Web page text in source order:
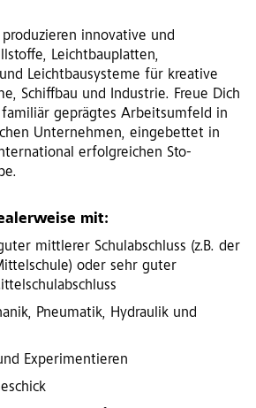
innovative und
Leichtbauplatten,
Leichtbausysteme für kreative
Schiffbau und Industrie. Freue Dich
geprägtes Arbeitsumfeld in
Unternehmen, eingebettet in
erfolgreichen Sto-
mit:
mittlerer Schulabschluss (z.B. der
oder sehr guter
Pneumatik, Hydraulik und
Experimentieren